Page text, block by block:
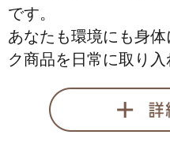
です。
あなたも環境にも身
ク商品を日常に取り入